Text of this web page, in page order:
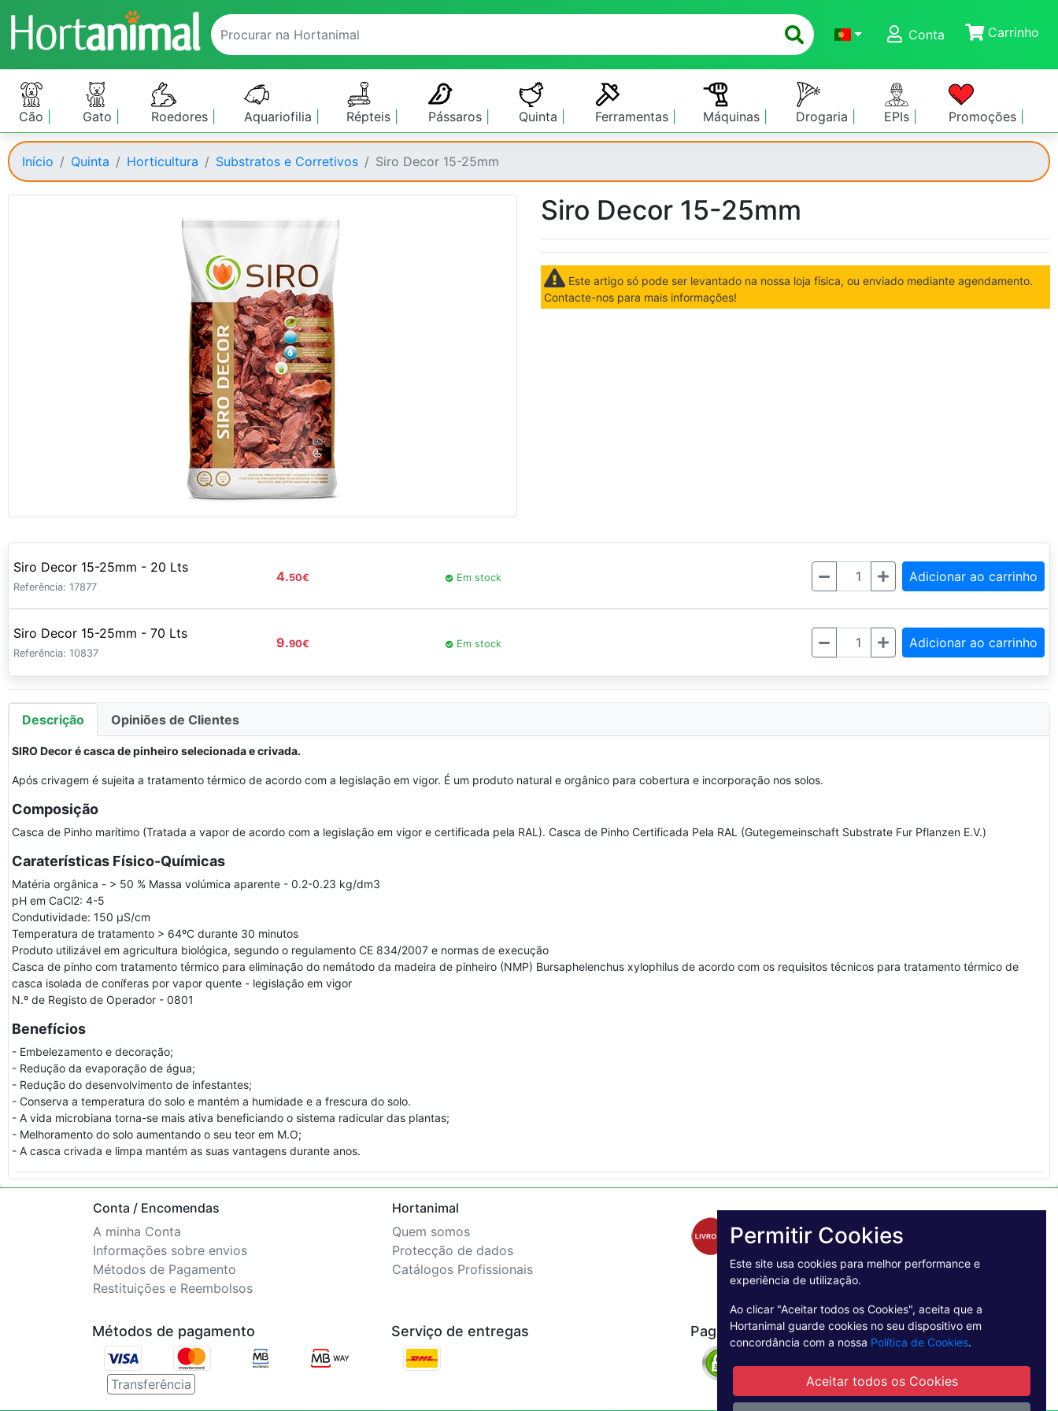
Conta
Carrinho
Cão Gato Roedores Aquariofilia Répteis Pássaros Quinta Ferramentas Máquinas Drogaria EPIs Promoções
Início Quinta Horticultura Substratos e Corretivos Siro Decor 15-25mm
Siro Decor 15-25mm
Este artigo só pode ser levantado na nossa loja física, ou enviado mediante agendamento.
Contacte-nos para mais informações!
Siro Decor 15-25mm - 20 Lts
Referência: 17877
4.50€ Em stock Quantidade Adicionar ao carrinho
Siro Decor 15-25mm - 70 Lts
Referência: 10837
9.90€ Em stock Quantidade Adicionar ao carrinho
Descrição Opiniões de Clientes
SIRO Decor é casca de pinheiro selecionada e crivada.
Após crivagem é sujeita a tratamento térmico de acordo com a legislação em vigor. É um produto natural e orgânico para cobertura e incorporação nos solos.
Composição
Casca de Pinho marítimo (Tratada a vapor de acordo com a legislação em vigor e certificada pela RAL). Casca de Pinho Certificada Pela RAL (Gutegemeinschaft Substrate Fur Pflanzen E.V.)
Caraterísticas Físico-Químicas
Matéria orgânica - > 50 % Massa volúmica aparente - 0.2-0.23 kg/dm3
pH em CaCl2: 4-5
Condutividade: 150 µS/cm
Temperatura de tratamento > 64ºC durante 30 minutos
Produto utilizável em agricultura biológica, segundo o regulamento CE 834/2007 e normas de execução
Casca de pinho com tratamento térmico para eliminação do nemátodo da madeira de pinheiro (NMP) Bursaphelenchus xylophilus de acordo com os requisitos técnicos para tratamento térmico de
casca isolada de coníferas por vapor quente - legislação em vigor
N.º de Registo de Operador - 0801
Benefícios
- Embelezamento e decoração;
- Redução da evaporação de água;
- Redução do desenvolvimento de infestantes;
- Conserva a temperatura do solo e mantém a humidade e a frescura do solo.
- A vida microbiana torna-se mais ativa beneficiando o sistema radicular das plantas;
- Melhoramento do solo aumentando o seu teor em M.O;
- A casca crivada e limpa mantém as suas vantagens durante anos.
Conta / Encomendas
A minha Conta
Informações sobre envios
Métodos de Pagamento
Restituições e Reembolsos
Hortanimal
Quem somos
Protecção de dados
Catálogos Profissionais
Métodos de pagamento
Transferência
Serviço de entregas Pagamento Seguro
Permitir Cookies
Este site usa cookies para melhor performance e
experiência de utilização.
Ao clicar "Aceitar todos os Cookies", aceita que a
Hortanimal guarde cookies no seu dispositivo em
concordância com a nossa Política de Cookies.
Aceitar todos os Cookies